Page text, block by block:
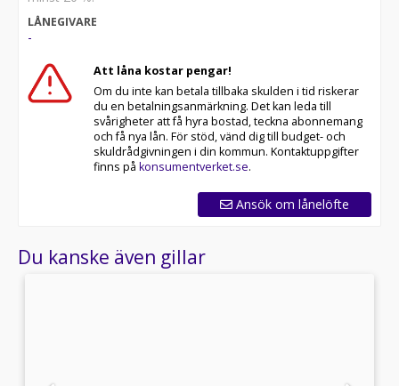
LÅNEGIVARE
-
Att låna kostar pengar!
Om du inte kan betala tillbaka skulden i tid riskerar
du en betalningsanmärkning. Det kan leda till
svårigheter att få hyra bostad, teckna abonnemang
och få nya lån. För stöd, vänd dig till budget- och
skuldrådgivningen i din kommun. Kontaktuppgifter
finns på konsumentverket.se.
Ansök om lånelöfte
Du kanske även gillar